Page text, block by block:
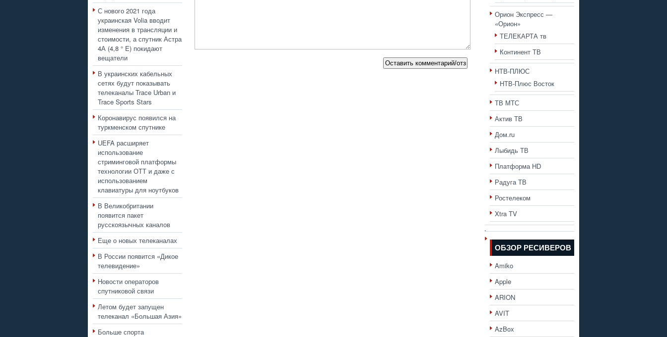
С нового 2021 года
украинская Volia вводит
изменения в трансляции и
стоимости, а спутник Астра
4А (4,8 ° E) покидают
вещатели
В украинских кабельных
сетях будут показывать
телеканалы Trace Urban и
Trace Sports Stars
Коронавирус появился на
туркменском спутнике
UEFA расширяет
использование
стриминговой платформы
технологии ОТТ и даже с
использованием
клавиатуры для ноутбуков
В Великобритании
появится пакет
русскоязычных каналов
Еще о новых телеканалах
В России появится «Дикое
телевидение»
Новости операторов
спутниковой связи
Летом будет запущен
телеканал «Большая Азия»
Больше спорта
Орион Экспресс —
«Орион»
ТЕЛЕКАРТА тв
Континент ТВ
НТВ-ПЛЮС
НТВ-Плюс Восток
ТВ МТС
Актив ТВ
Дом.ru
Лыбидь ТВ
Платформа HD
Радуга ТВ
Ростелеком
Xtra TV
ОБЗОР РЕСИВЕРОВ
Amiko
Apple
ARION
AVIT
AzBox